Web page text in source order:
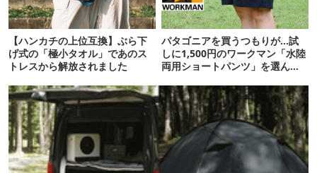
【ハンカチの上位互換】ぶら下
げ式の「極小タオル」であのス
トレスから解放されました
パタゴニアを買うつもりが…試
しに1,500円のワークマン「水陸
両用ショートパンツ」を選んだ